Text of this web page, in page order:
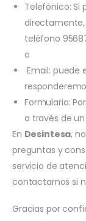
Telefónico: Si
teléfono
o
Email: puede
Formulario:
a través de
En Desintesa,
preguntas y
servicio de
contactarnos si
Gracias por